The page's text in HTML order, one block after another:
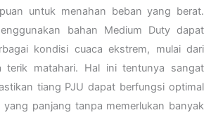
untuk menahan beban yang berat.
bahan Medium Duty dapat
kondisi cuaca ekstrem, mulai dari
terik matahari. Hal ini tentunya sangat
tiang PJU dapat berfungsi optimal
panjang tanpa memerlukan banyak